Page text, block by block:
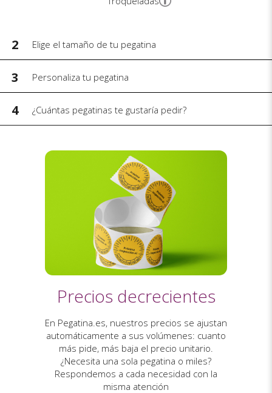
2 Elige el tamaño de tu pegatina
3 Personaliza tu pegatina
4 ¿Cuántas pegatinas te gustaría pedir?
Precios decrecientes
En Pegatina.es, nuestros precios se ajustan
automáticamente a sus volúmenes: cuanto
más pide, más baja el precio unitario.
¿Necesita una sola pegatina o miles?
Respondemos a cada necesidad con la
misma atención